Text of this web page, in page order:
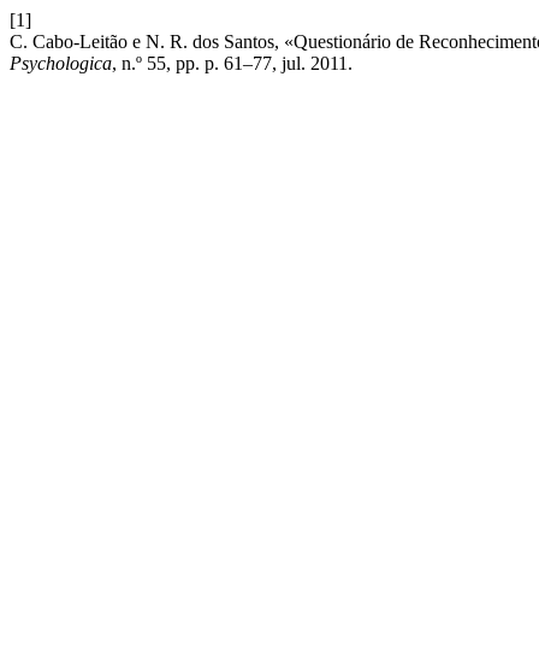
[1]
C. Cabo-Leitão e N. R. dos Santos, «Questionário de
Psychologica, n.º 55, pp. p. 61–77, jul. 2011.